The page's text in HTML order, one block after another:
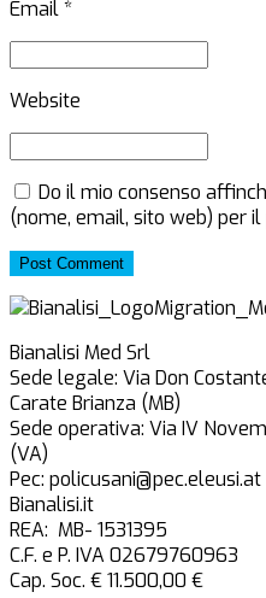
Email *
Website
Do il mio consenso
(nome, email, sito web) per
Post Comment
Bianalisi Med Srl
Sede legale: Via Don
Carate Brianza (MB)
Sede operativa: Via IV
(VA)
Pec: policusani@pec.eleusi.at
Bianalisi.it
REA: MB- 1531395
C.F. e P. IVA 02679760963
Cap. Soc. € 11.500,00 €